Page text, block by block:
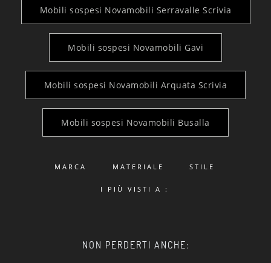
Mobili sospesi Novamobili Serravalle Scrivia
Mobili sospesi Novamobili Gavi
Mobili sospesi Novamobili Arquata Scrivia
Mobili sospesi Novamobili Busalla
MARCA MATERIALE STILE
I PIÙ VISTI A :
NON PERDERTI ANCHE: